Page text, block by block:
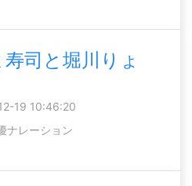
司と堀川りょ
19 10:46:20
ナレーション